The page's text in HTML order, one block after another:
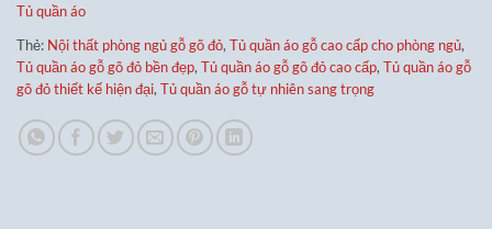
Tủ quần áo
Thẻ: Nội thất phòng ngủ gỗ gõ đỏ, Tủ quần áo gỗ cao cấp cho phòng ngủ,
Tủ quần áo gỗ gõ đỏ bền đẹp, Tủ quần áo gỗ gõ đỏ cao cấp, Tủ quần áo gỗ
gõ đỏ thiết kế hiện đại, Tủ quần áo gỗ tự nhiên sang trọng